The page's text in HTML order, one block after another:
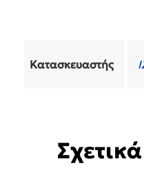
Κατασκευαστής